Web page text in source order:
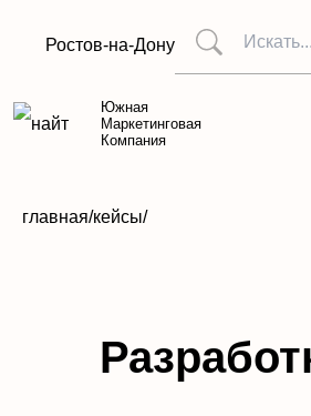
Ростов-на-Дону
Южная
Маркетинговая
Компания
главная/кейсы/